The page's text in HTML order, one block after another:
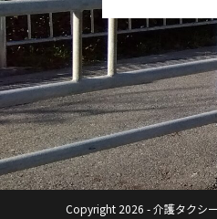
Copyright 2026 - 介護タクシ